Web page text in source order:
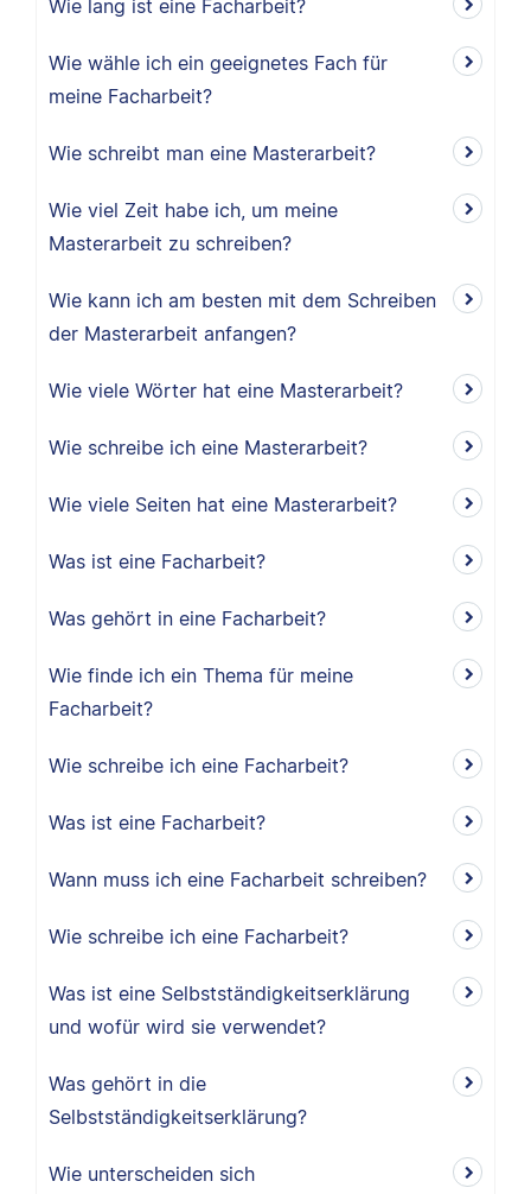
Wie lang ist eine Facharbeit?
Wie wähle ich ein geeignetes Fach für
meine Facharbeit?
Wie schreibt man eine Masterarbeit?
Wie viel Zeit habe ich, um meine
Masterarbeit zu schreiben?
Wie kann ich am besten mit dem Schreiben
der Masterarbeit anfangen?
Wie viele Wörter hat eine Masterarbeit?
Wie schreibe ich eine Masterarbeit?
Wie viele Seiten hat eine Masterarbeit?
Was ist eine Facharbeit?
Was gehört in eine Facharbeit?
Wie finde ich ein Thema für meine
Facharbeit?
Wie schreibe ich eine Facharbeit?
Was ist eine Facharbeit?
Wann muss ich eine Facharbeit schreiben?
Wie schreibe ich eine Facharbeit?
Was ist eine Selbstständigkeitserklärung
und wofür wird sie verwendet?
Was gehört in die
Selbstständigkeitserklärung?
Wie unterscheiden sich